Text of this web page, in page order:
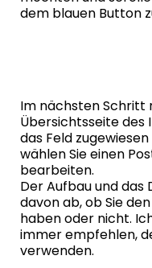
dem blauen Button
Im nächsten Schritt
Übersichtsseite des
das Feld
wählen Sie einen
bearbeiten.
Der Aufbau und das
davon ab, ob Sie
haben oder nicht.
immer empfehlen,
verwenden.